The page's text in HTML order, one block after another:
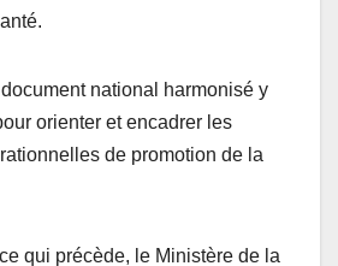
national harmonisé y
orienter et encadrer les
de promotion de la
qui précède, le Ministère de la